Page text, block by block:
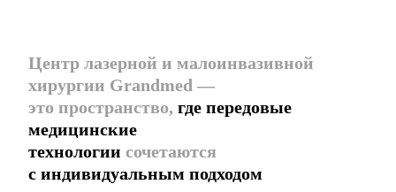
Центр лазерной и малоинвазивной
хирургии Grandmed —
это пространство, где передовые
медицинские
технологии сочетаются
с индивидуальным подходом